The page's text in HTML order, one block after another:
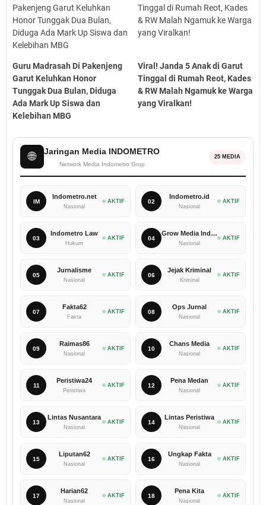
Guru Madrasah Di Pakenjeng
Garut Keluhkan Honor
Tunggak Dua Bulan, Diduga
Ada Mark Up Siswa dan
Kelebihan MBG
Viral! Janda 5 Anak di Garut
Tinggal di Rumah Reot, Kades
& RW Malah Ngamuk ke Warga
yang Viralkan!
🌐 Jaringan Media INDOMETRO
Network Media Indometro Grup
25 MEDIA
IM
Indometro.net
Nasional
AKTIF 02
Indometro.id
Nasional
AKTIF
03
Indometro Law
Hukum
AKTIF 04
Grow Media Indonesia
Nasional
AKTIF
05
Jurnalisme
Nasional
AKTIF 06
Jejak Kriminal
Kriminal
AKTIF
07
Fakta62
Fakta
AKTIF 08
Ops Jurnal
Nasional
AKTIF
09
Raimas86
Nasional
AKTIF 10
Chans Media
Nasional
AKTIF
11
Peristiwa24
Peristiwa
AKTIF 12
Pena Medan
Nasional
AKTIF
13
Lintas Nusantara
Nasional
AKTIF 14
Lintas Peristiwa
Nasional
AKTIF
15
Liputan62
Nasional
AKTIF 16
Ungkap Fakta
Nasional
AKTIF
17
Harian62
Nasional
AKTIF 18
Pena Kita
Nasional
AKTIF